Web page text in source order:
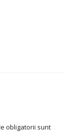
obligatorii sunt